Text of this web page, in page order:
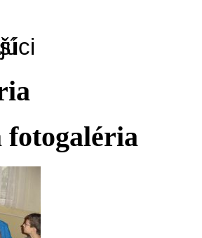
fotogaléria